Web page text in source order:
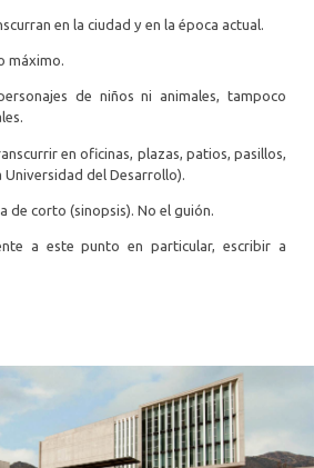
en la ciudad y en la época actual.
máximo.
de niños ni animales, tampoco
en oficinas, plazas, patios, pasillos,
Universidad del Desarrollo).
de corto (sinopsis). No el guión.
a este punto en particular, escribir a